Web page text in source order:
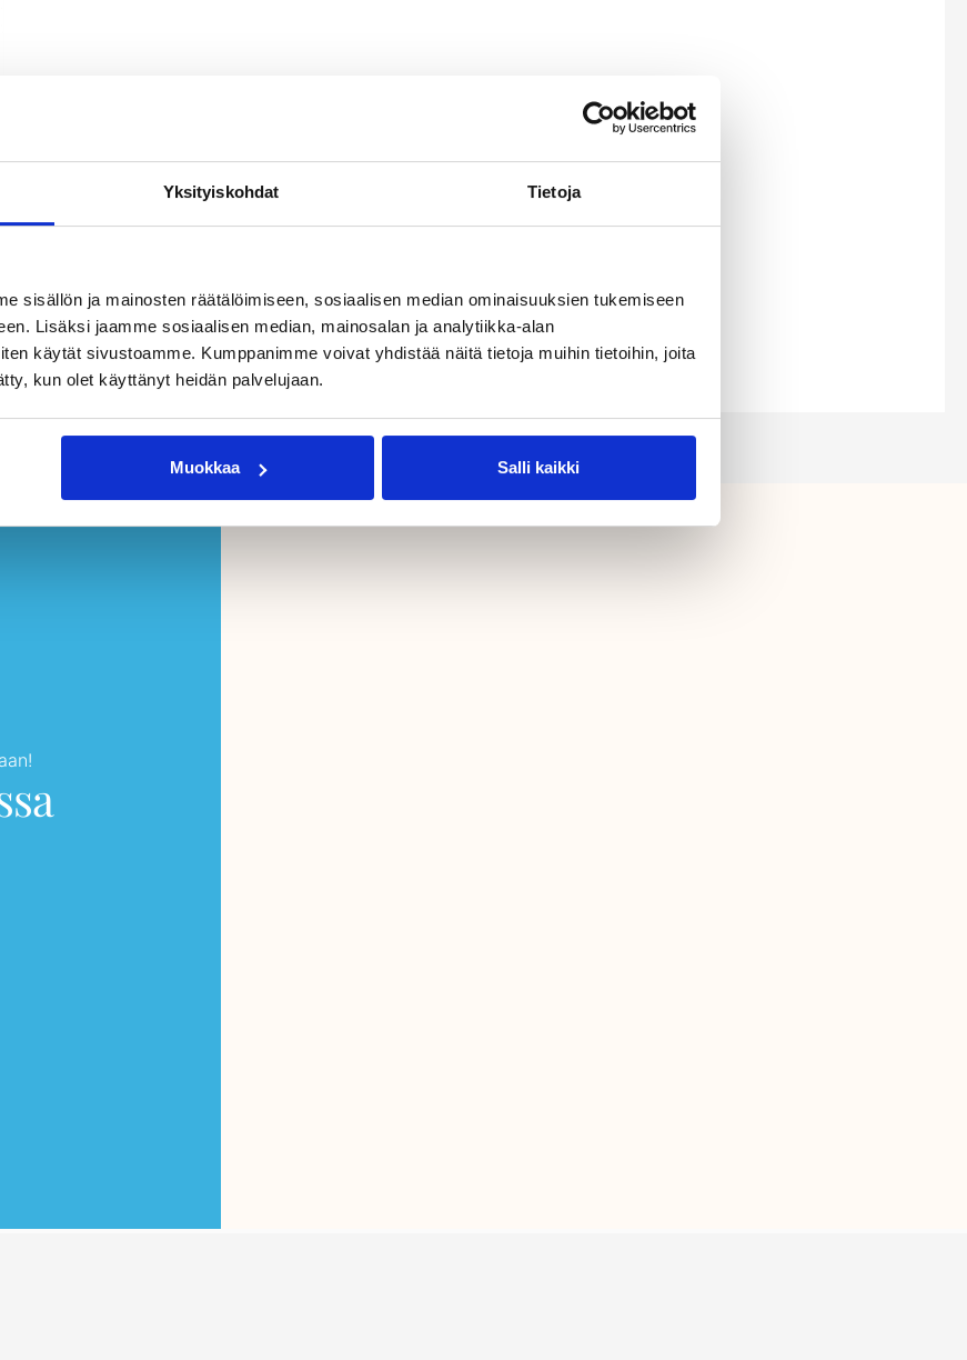
Yksityiskohdat Tietoja
sisällön ja mainosten räätälöimiseen, sosiaalisen median ominaisuuksien tukemiseen
Lisäksi jaamme sosiaalisen median, mainosalan ja analytiikka-alan
käytät sivustoamme. Kumppanimme voivat yhdistää näitä tietoja muihin tietoihin, joita
kun olet käyttänyt heidän palvelujaan.
Muokkaa Salli kaikki